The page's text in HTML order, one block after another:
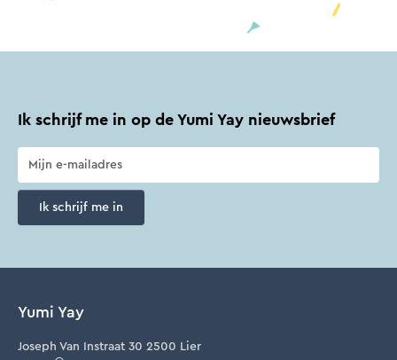
Ik schrijf me in op de Yumi Yay nieuwsbrief
Ik schrijf me in
Yumi Yay
Joseph Van Instraat 30 2500 Lier